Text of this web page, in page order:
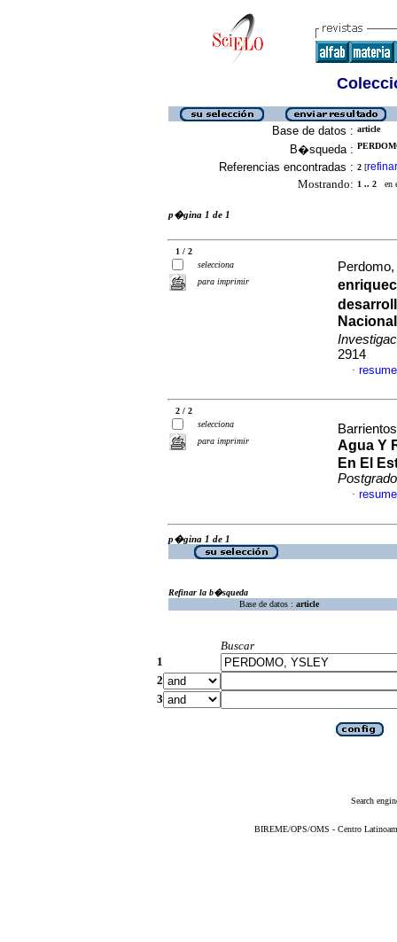
Base de datos : article
B�squeda :
Referencias encontradas : 2 [refinar
Mostrando: 1 .. 2 en
p�gina 1 de 1
1 / 2
selecciona
para imprimir
2914
·
2 / 2
selecciona
para imprimir
Agua Y
En El
Postgrado
·
p�gina 1 de 1
Refinar la b�squeda
Base de datos : article
Buscar
1
2
3
Search
BIREME/OPS/OMS - Centro